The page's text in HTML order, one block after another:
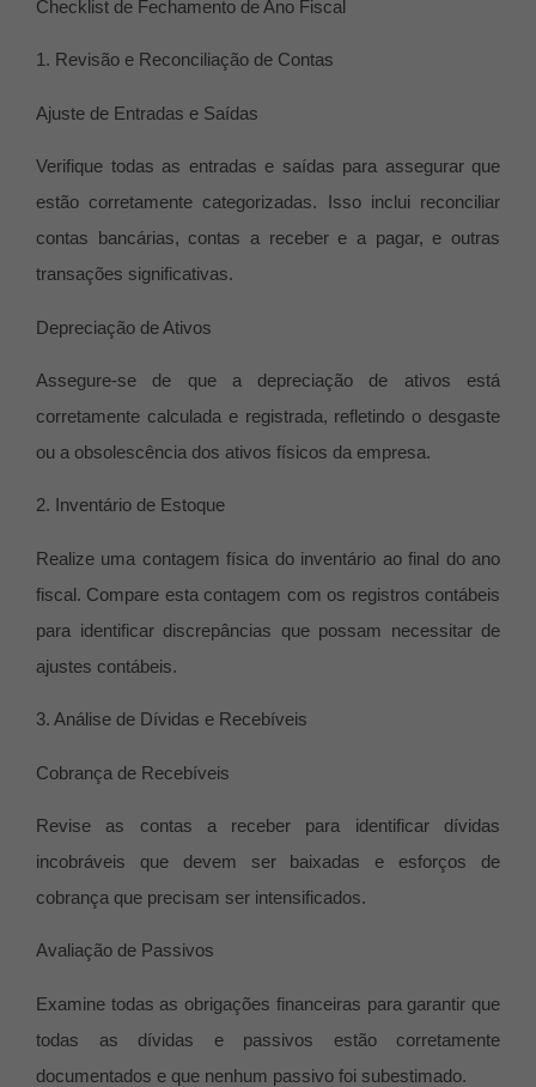
Checklist de Fechamento de Ano Fiscal
1. Revisão e Reconciliação de Contas
Ajuste de Entradas e Saídas
Verifique todas as entradas e saídas para assegurar que
estão corretamente categorizadas. Isso inclui reconciliar
contas bancárias, contas a receber e a pagar, e outras
transações significativas.
Depreciação de Ativos
Assegure-se de que a depreciação de ativos está
corretamente calculada e registrada, refletindo o desgaste
ou a obsolescência dos ativos físicos da empresa.
2. Inventário de Estoque
Realize uma contagem física do inventário ao final do ano
fiscal. Compare esta contagem com os registros contábeis
para identificar discrepâncias que possam necessitar de
ajustes contábeis.
3. Análise de Dívidas e Recebíveis
Cobrança de Recebíveis
Revise as contas a receber para identificar dívidas
incobráveis que devem ser baixadas e esforços de
cobrança que precisam ser intensificados.
Avaliação de Passivos
Examine todas as obrigações financeiras para garantir que
todas as dívidas e passivos estão corretamente
documentados e que nenhum passivo foi subestimado.